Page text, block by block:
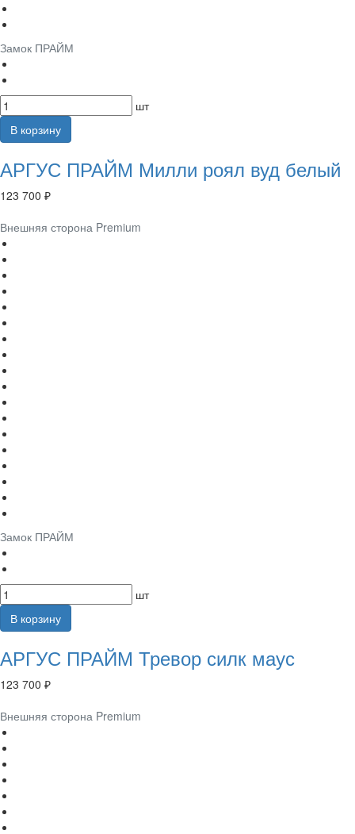
Замок ПРАЙМ
шт
В корзину
АРГУС ПРАЙМ Милли роял вуд белый
123 700 ₽
Внешняя сторона Premium
Замок ПРАЙМ
шт
В корзину
АРГУС ПРАЙМ Тревор силк маус
123 700 ₽
Внешняя сторона Premium